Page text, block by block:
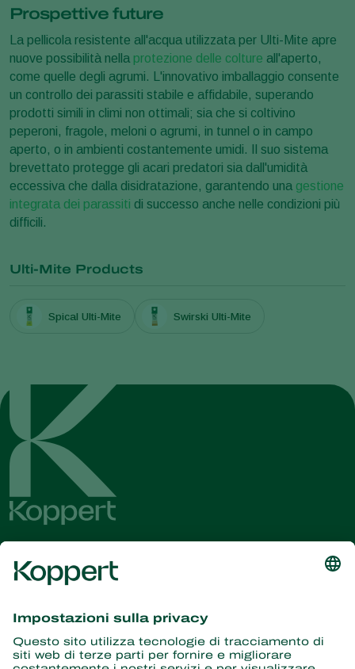
Prospettive future
La pellicola resistente all'acqua utilizzata per Ulti-Mite apre
nuove possibilità nella protezione delle colture all'aperto,
come quelle degli agrumi. L'innovativo imballaggio consente
un controllo dei parassiti stabile e affidabile, superando
prodotti simili in climi non ottimali; sia che si coltivino
peperoni, fragole, meloni o agrumi, in tunnel o in campo
aperto, o in ambienti costantemente umidi. Il suo sistema
brevettato protegge gli acari predatori sia dall'umidità
eccessiva che dalla disidratazione, garantendo una gestione
integrata dei parassiti di successo anche nelle condizioni più
difficili.
Ulti-Mite Products
Spical Ulti-Mite Swirski Ulti-Mite
Ricevi le ultime novità e
informazioni
Iscriviti qui